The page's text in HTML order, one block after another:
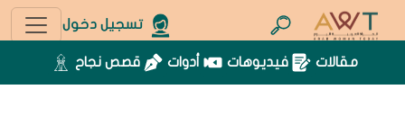
تسجيل دخول
مقالات فيديوهات أدوات قصص نجاح